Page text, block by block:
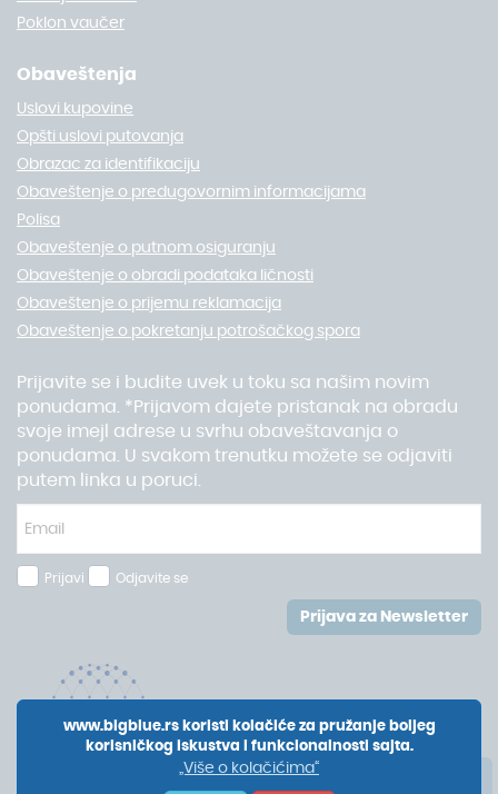
Poklon vaučer
Obaveštenja
Uslovi kupovine
Opšti uslovi putovanja
Obrazac za identifikaciju
Obaveštenje o predugovornim informacijama
Polisa
Obaveštenje o putnom osiguranju
Obaveštenje o obradi podataka ličnosti
Obaveštenje o prijemu reklamacija
Obaveštenje o pokretanju potrošačkog spora
Prijavite se i budite uvek u toku sa našim novim
ponudama. *Prijavom dajete pristanak na obradu
svoje imejl adrese u svrhu obaveštavanja o
ponudama. U svakom trenutku možete se odjaviti
putem linka u poruci.
Prijavi Odjavite se
Prijava za Newsletter
www.bigblue.rs koristi kolačiće za pružanje boljeg
korisničkog iskustva i funkcionalnosti sajta.
„Više o kolačićima“